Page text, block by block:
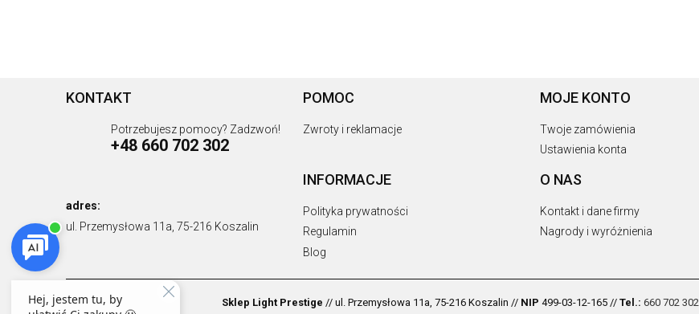
KONTAKT
Potrzebujesz pomocy? Zadzwoń!
+48 660 702 302
adres:
ul. Przemysłowa 11a, 75-216 Koszalin
POMOC
Zwroty i reklamacje
MOJE KONTO
Twoje zamówienia
Ustawienia konta
INFORMACJE
Polityka prywatności
Regulamin
Blog
O NAS
Kontakt i dane firmy
Nagrody i wyróżnienia
Sklep Light Prestige // ul. Przemysłowa 11a, 75-216 Koszalin // NIP 499-03-12-165 // Tel.: 660 702 302